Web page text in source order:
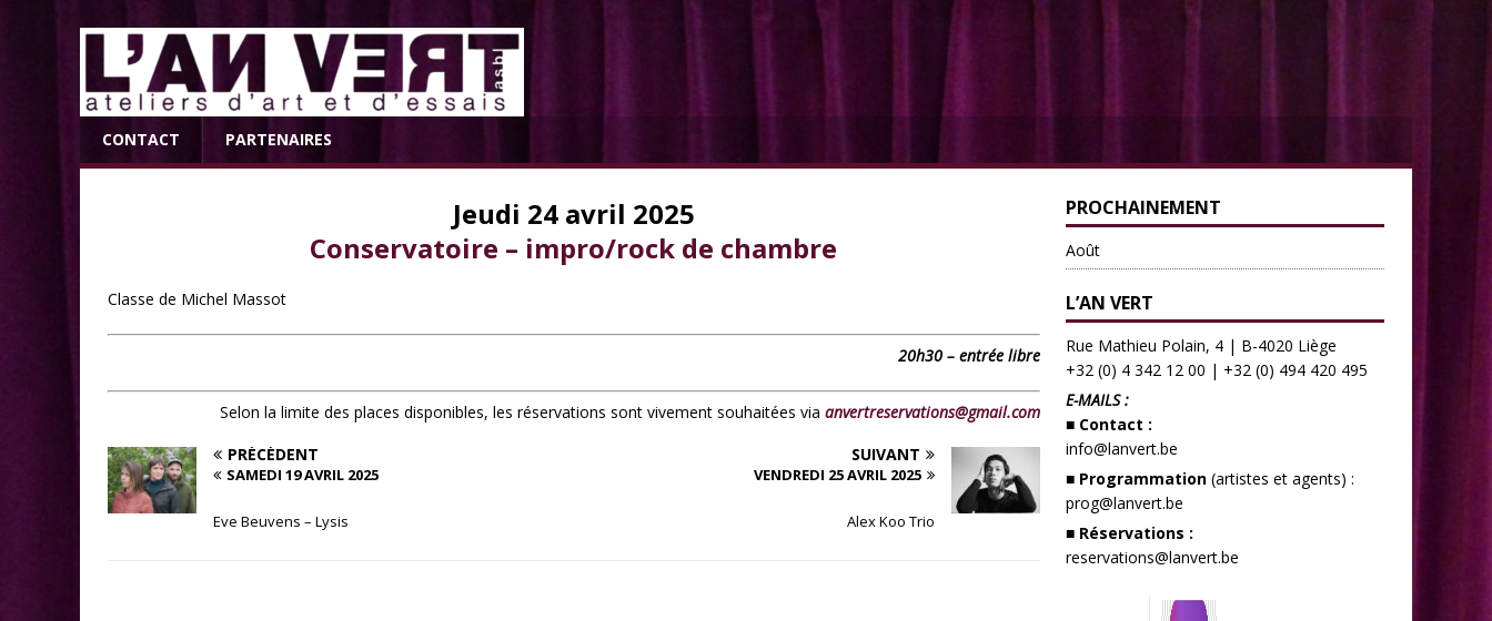
CONTACT PARTENAIRES
Jeudi 24 avril 2025
Conservatoire – impro/rock de chambre
Classe de Michel Massot
20h30 – entrée libre
Selon la limite des places disponibles, les réservations sont vivement souhaitées via anvertreservations@gmail.com
PRÉCÉDENT
SAMEDI 19 AVRIL 2025
Eve Beuvens – Lysis
SUIVANT
VENDREDI 25 AVRIL 2025
Alex Koo Trio
PROCHAINEMENT
Août
L’AN VERT
Rue Mathieu Polain, 4 | B-4020 Liège
+32 (0) 4 342 12 00 | +32 (0) 494 420 495
E-MAILS :
■ Contact :
info@lanvert.be
■ Programmation(artistes et agents) :
prog@lanvert.be
■ Réservations :
reservations@lanvert.be